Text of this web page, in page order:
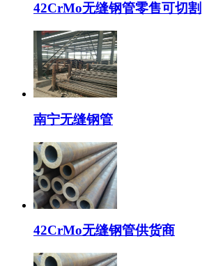
42CrMo无缝钢管零售可切割
南宁无缝钢管
42CrMo无缝钢管供货商